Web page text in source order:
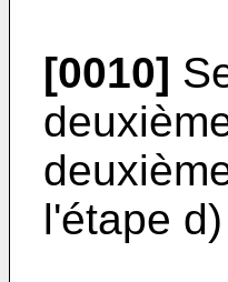
[0010]
l'étape